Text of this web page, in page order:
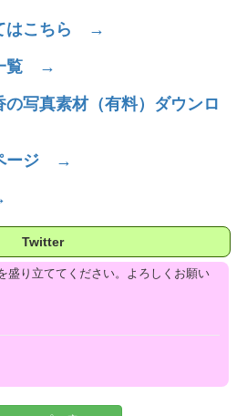
はこちら →
覧 →
の写真素材（有料）ダウンロ
ージ →
Twitter
盛り立ててください。よろしくお願い